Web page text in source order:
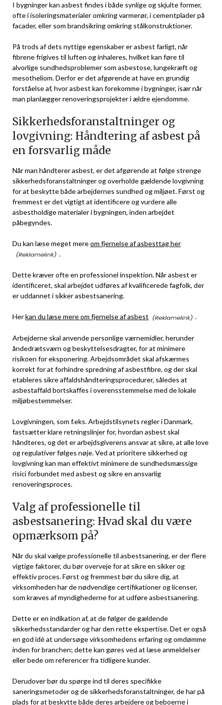
I bygninger kan asbest findes i både synlige og skjulte former,
ofte i isoleringsmaterialer omkring varmerør, i cementplader på
facader, eller som brandsikring omkring stålkonstruktioner.
På trods af dets nyttige egenskaber er asbest farligt, når
fibrene frigives til luften og inhaleres, hvilket kan føre til
alvorlige sundhedsproblemer som asbestose, lungekræft og
mesotheliom. Derfor er det afgørende at have en grundig
forståelse af, hvor asbest kan forekomme i bygninger, især når
man planlægger renoveringsprojekter i ældre ejendomme.
Sikkerhedsforanstaltninger og
lovgivning: Håndtering af asbest på
en forsvarlig måde
Når man håndterer asbest, er det afgørende at følge strenge
sikkerhedsforanstaltninger og overholde gældende lovgivning
for at beskytte både arbejdernes sundhed og miljøet. Først og
fremmest er det vigtigt at identificere og vurdere alle
asbestholdige materialer i bygningen, inden arbejdet
påbegyndes.
Du kan læse meget mereom fjernelse af asbesttag her
.
Dette kræver ofte en professionel inspektion. Når asbest er
identificeret, skal arbejdet udføres af kvalificerede fagfolk, der
er uddannet i sikker asbestsanering.
Herkan du læse mere om fjernelse af asbest .
Arbejderne skal anvende personlige værnemidler, herunder
åndedrætsværn og beskyttelsesdragter, for at minimere
risikoen for eksponering. Arbejdsområdet skal afskærmes
korrekt for at forhindre spredning af asbestfibre, og der skal
etableres sikre affaldshåndteringsprocedurer, således at
asbestaffald bortskaffes i overensstemmelse med de lokale
miljøbestemmelser.
Lovgivningen, som f.eks. Arbejdstilsynets regler i Danmark,
fastsætter klare retningslinjer for, hvordan asbest skal
håndteres, og det er arbejdsgiverens ansvar at sikre, at alle love
og regulativer følges nøje. Ved at prioritere sikkerhed og
lovgivning kan man effektivt minimere de sundhedsmæssige
risici forbundet med asbest og sikre en ansvarlig
renoveringsproces.
Valg af professionelle til
asbestsanering: Hvad skal du være
opmærksom på?
Når du skal vælge professionelle til asbestsanering, er der flere
vigtige faktorer, du bør overveje for at sikre en sikker og
effektiv proces. Først og fremmest bør du sikre dig, at
virksomheden har de nødvendige certifikationer og licenser,
som kræves af myndighederne for at udføre asbestsanering.
Dette er en indikation af, at de følger de gældende
sikkerhedsstandarder og har den rette ekspertise. Det er også
en god idé at undersøge virksomhedens erfaring og omdømme
inden for branchen; dette kan gøres ved at læse anmeldelser
eller bede om referencer fra tidligere kunder.
Derudover bør du spørge ind til deres specifikke
saneringsmetoder og de sikkerhedsforanstaltninger, de har på
plads for at beskytte både deres arbejdere og beboerne i